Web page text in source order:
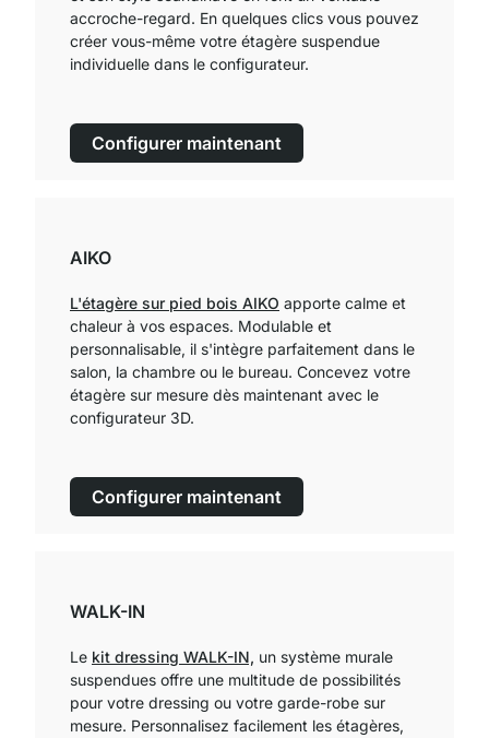
accroche-regard. En quelques clics vous pouvez
créer vous-même votre étagère suspendue
individuelle dans le configurateur.
Configurer maintenant
AIKO
L'étagère sur pied bois AIKO apporte calme et
chaleur à vos espaces. Modulable et
personnalisable, il s'intègre parfaitement dans le
salon, la chambre ou le bureau. Concevez votre
étagère sur mesure dès maintenant avec le
configurateur 3D.
Configurer maintenant
WALK-IN
Le kit dressing WALK-IN, un système murale
suspendues offre une multitude de possibilités
pour votre dressing ou votre garde-robe sur
mesure. Personnalisez facilement les étagères,